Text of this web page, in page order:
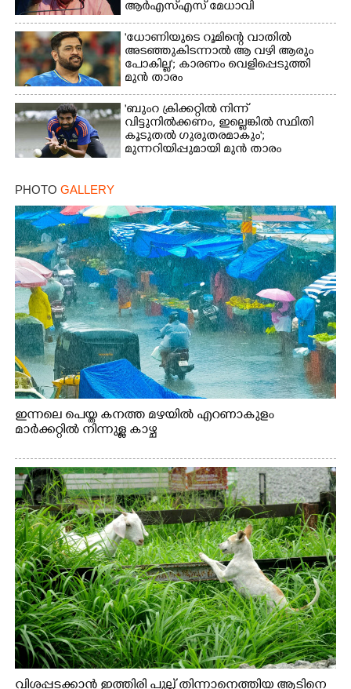
ആർഎസ്‌എസ് മേധാവി
'ധോണിയുടെ റൂമിന്റെ വാതിൽ
അടഞ്ഞുകിടന്നാൽ ആ വഴി ആരും
പോകില്ല'; കാരണം വെളിപ്പെടുത്തി
മുൻ താരം
'ബുംറ ക്രിക്കറ്റിൽ നിന്ന്
വിട്ടുനിൽക്കണം, ഇല്ലെങ്കിൽ സ്ഥിതി
കൂടുതൽ ഗുരുതരമാകും';
മുന്നറിയിപ്പുമായി മുൻ താരം
PHOTO GALLERY
ഇന്നലെ പെയ്ത കനത്ത മഴയിൽ എറണാകുളം
മാർക്കറ്റിൽ നിന്നുള്ള കാഴ്ച
വിശപ്പടക്കാൻ ഇത്തിരി പുല്ല് തിന്നാനെത്തിയ ആടിനെ